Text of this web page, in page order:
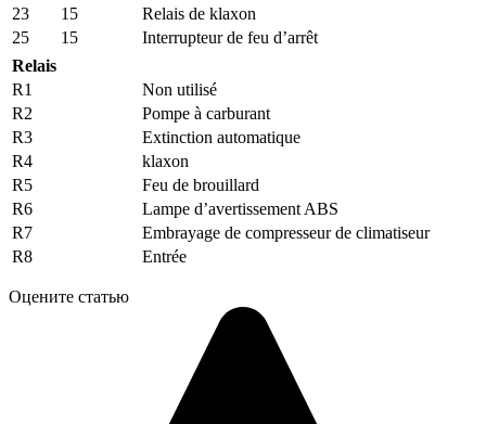
23
15
Relais de klaxon
25
15
Interrupteur de feu d’arrêt
Relais
R1
Non utilisé
R2
Pompe à carburant
R3
Extinction automatique
R4
klaxon
R5
Feu de brouillard
R6
Lampe d’avertissement ABS
R7
Embrayage de compresseur de climatiseur
R8
Entrée
Оцените статью